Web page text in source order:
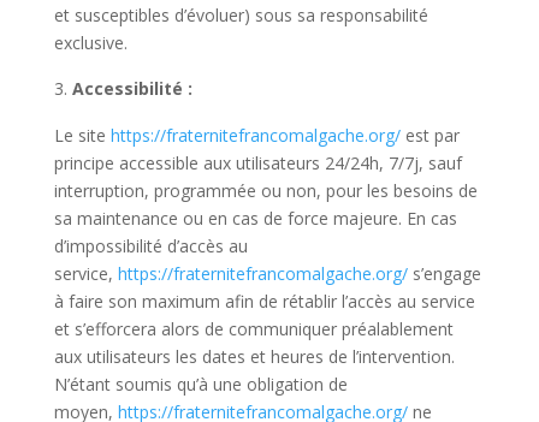
et susceptibles d’évoluer) sous sa responsabilité
exclusive.
Accessibilité :
Le site https://fraternitefrancomalgache.org/est par
principe accessible aux utilisateurs 24/24h, 7/7j, sauf
interruption, programmée ou non, pour les besoins de
sa maintenance ou en cas de force majeure. En cas
d’impossibilité d’accès au
service, https://fraternitefrancomalgache.org/s’engage
à faire son maximum afin de rétablir l’accès au service
et s’efforcera alors de communiquer préalablement
aux utilisateurs les dates et heures de l’intervention.
N’étant soumis qu’à une obligation de
moyen, https://fraternitefrancomalgache.org/ne